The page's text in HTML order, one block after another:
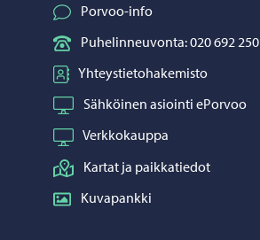
Porvoo-info
Puhelinneuvonta: 020 692 250
Yhteystietohakemisto
Sähköinen asiointi ePorvoo
Verkkokauppa
Kartat ja paikkatiedot
Kuvapankki